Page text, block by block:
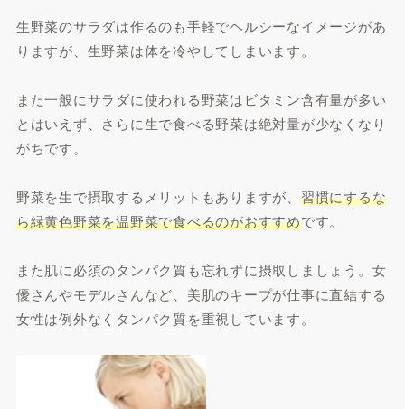
生野菜のサラダは作るのも手軽でヘルシーなイメージがあ
りますが、生野菜は体を冷やしてしまいます。
また一般にサラダに使われる野菜はビタミン含有量が多い
とはいえず、さらに生で食べる野菜は絶対量が少なくなり
がちです。
野菜を生で摂取するメリットもありますが、 習慣にするな
ら緑黄色野菜を温野菜で食べるのがおすすめです。
また肌に必須のタンパク質も忘れずに摂取しましょう。女
優さんやモデルさんなど、美肌のキープが仕事に直結する
女性は例外なくタンパク質を重視しています。